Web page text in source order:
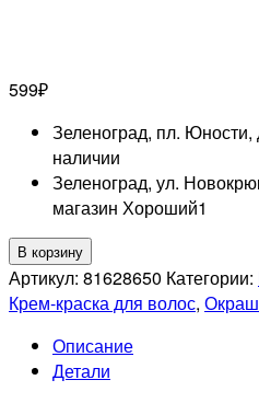
599₽
Зеленоград, пл.
наличии
Зеленоград, ул.
магазин Хороший1
Количество
товара
LONDA
9/79
LONDACOLOR
В корзину
Артикул: 81628650 Категории:
Крем-краска для волос,
Описание
Детали